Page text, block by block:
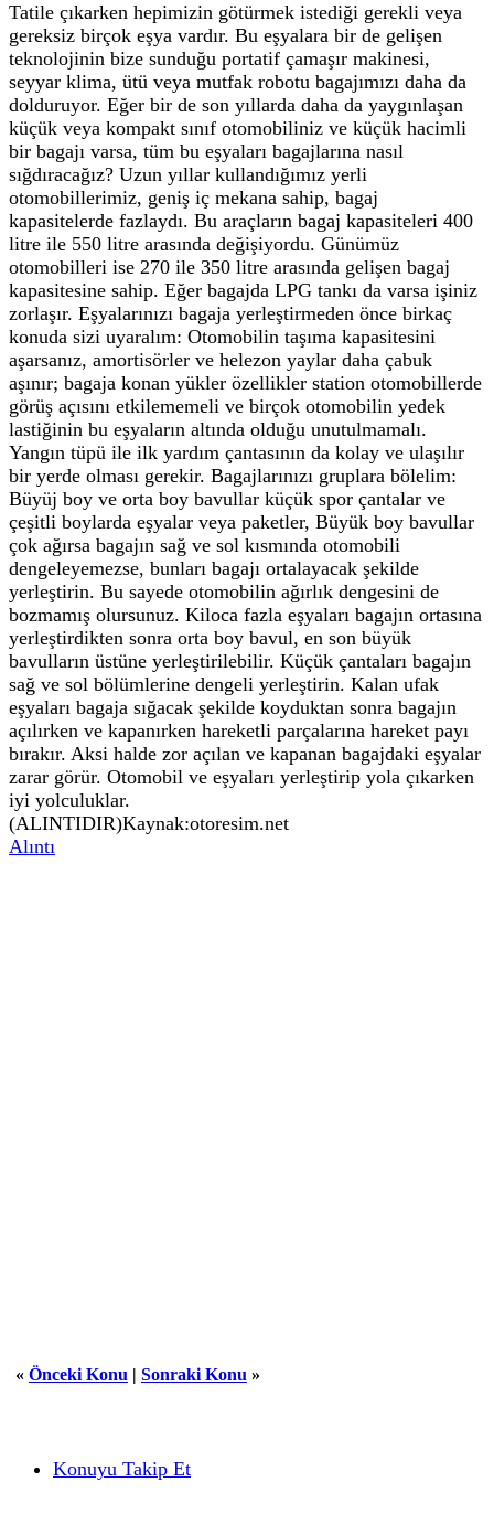
Tatile çıkarken hepimizin götürmek istediği gerekli veya
gereksiz birçok eşya vardır. Bu eşyalara bir de gelişen
teknolojinin bize sunduğu portatif çamaşır makinesi,
seyyar klima, ütü veya mutfak robotu bagajımızı daha da
dolduruyor. Eğer bir de son yıllarda daha da yaygınlaşan
küçük veya kompakt sınıf otomobiliniz ve küçük hacimli
bir bagajı varsa, tüm bu eşyaları bagajlarına nasıl
sığdıracağız? Uzun yıllar kullandığımız yerli
otomobillerimiz, geniş iç mekana sahip, bagaj
kapasitelerde fazlaydı. Bu araçların bagaj kapasiteleri 400
litre ile 550 litre arasında değişiyordu. Günümüz
otomobilleri ise 270 ile 350 litre arasında gelişen bagaj
kapasitesine sahip. Eğer bagajda LPG tankı da varsa işiniz
zorlaşır. Eşyalarınızı bagaja yerleştirmeden önce birkaç
konuda sizi uyaralım: Otomobilin taşıma kapasitesini
aşarsanız, amortisörler ve helezon yaylar daha çabuk
aşınır; bagaja konan yükler özellikler station otomobillerde
görüş açısını etkilememeli ve birçok otomobilin yedek
lastiğinin bu eşyaların altında olduğu unutulmamalı.
Yangın tüpü ile ilk yardım çantasının da kolay ve ulaşılır
bir yerde olması gerekir. Bagajlarınızı gruplara bölelim:
Büyüj boy ve orta boy bavullar küçük spor çantalar ve
çeşitli boylarda eşyalar veya paketler, Büyük boy bavullar
çok ağırsa bagajın sağ ve sol kısmında otomobili
dengeleyemezse, bunları bagajı ortalayacak şekilde
yerleştirin. Bu sayede otomobilin ağırlık dengesini de
bozmamış olursunuz. Kiloca fazla eşyaları bagajın ortasına
yerleştirdikten sonra orta boy bavul, en son büyük
bavulların üstüne yerleştirilebilir. Küçük çantaları bagajın
sağ ve sol bölümlerine dengeli yerleştirin. Kalan ufak
eşyaları bagaja sığacak şekilde koyduktan sonra bagajın
açılırken ve kapanırken hareketli parçalarına hareket payı
bırakır. Aksi halde zor açılan ve kapanan bagajdaki eşyalar
zarar görür. Otomobil ve eşyaları yerleştirip yola çıkarken
iyi yolculuklar.
(ALINTIDIR)Kaynak:otoresim.net
Alıntı
« Önceki Konu | Sonraki Konu »
Konuyu Takip Et